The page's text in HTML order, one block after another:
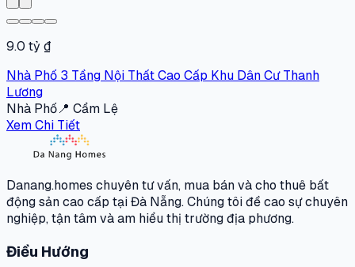
9.0 tỷ ₫
Nhà Phố 3 Tầng Nội Thất Cao Cấp Khu Dân Cư Thanh
Lương
Nhà Phố📍 Cẩm Lệ
Xem Chi Tiết
Danang.homes chuyên tư vấn, mua bán và cho thuê bất
động sản cao cấp tại Đà Nẵng. Chúng tôi đề cao sự chuyên
nghiệp, tận tâm và am hiểu thị trường địa phương.
Điều Hướng